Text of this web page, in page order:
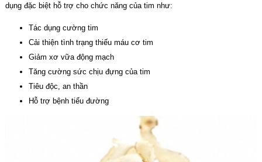
dụng đặc biệt hỗ trợ cho chức năng của tim như:
Tác dụng cường tim
Cải thiện tình trạng thiếu máu cơ tim
Giảm xơ vữa động mạch
Tăng cường sức chịu đựng của tim
Tiêu độc, an thần
Hỗ trợ bệnh tiểu đường